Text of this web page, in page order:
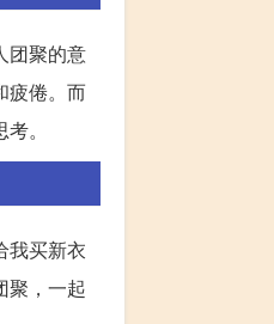
团聚的意
疲倦。而
。
我买新衣
聚，一起